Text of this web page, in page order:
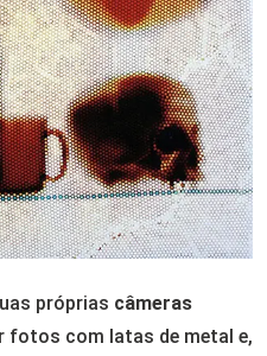
próprias câmeras
fotos com latas de metal e,